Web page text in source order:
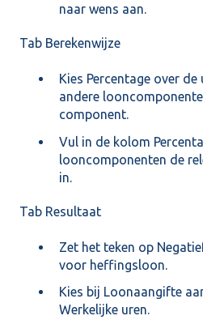
naar wens aan.
Tab Berekenwijze
Kies Percentage over
andere
component.
Vul in de kolom
looncomponenten de
in.
Tab Resultaat
Zet het teken op
voor heffingsloon.
Kies bij Loonaangifte
Werkelijke uren.